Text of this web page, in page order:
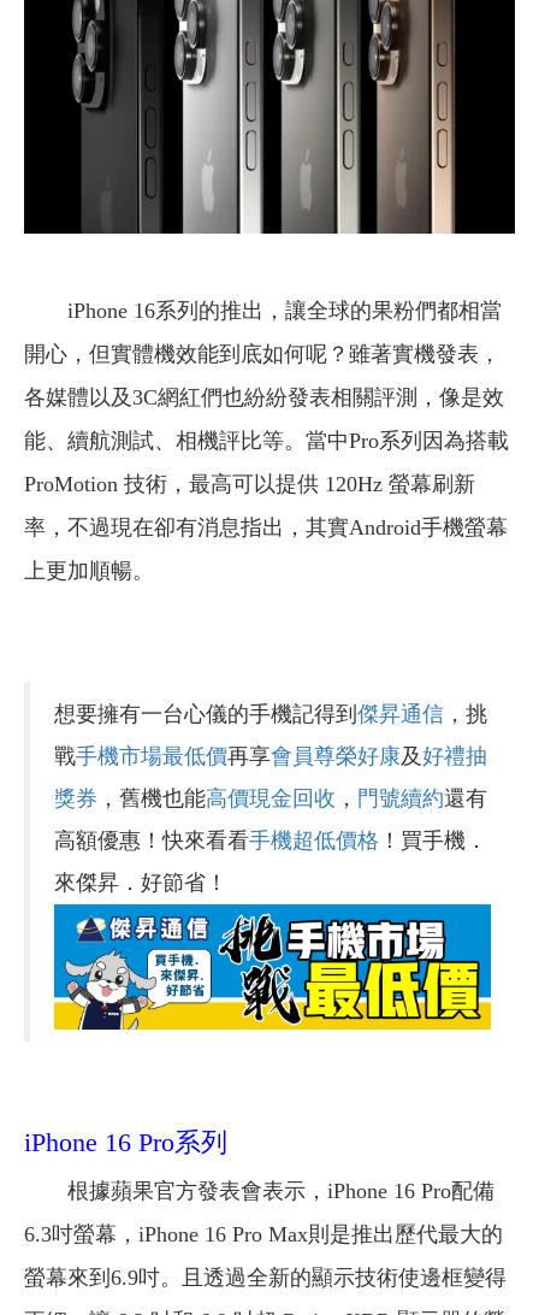
iPhone 16系列的推出，讓全球的果粉們都相當
開心，但實體機效能到底如何呢？雖著實機發表，
各媒體以及3C網紅們也紛紛發表相關評測，像是效
能、續航測試、相機評比等。當中Pro系列因為搭載
ProMotion 技術，最高可以提供 120Hz 螢幕刷新
率，不過現在卻有消息指出，其實Android手機螢幕
上更加順暢。
想要擁有一台心儀的手機記得到傑昇通信 ，挑
戰手機市場最低價再享會員尊榮好康及好禮抽
獎券 ，舊機也能高價現金回收 ， 門號續約還有
高額優惠！快來看看手機超低價格 ！買手機．
來傑昇．好節省！
iPhone 16 Pro系列
根據蘋果官方發表會表示，iPhone 16 Pro配備
6.3吋螢幕，iPhone 16 Pro Max則是推出歷代最大的
螢幕來到6.9吋。且透過全新的顯示技術使邊框變得